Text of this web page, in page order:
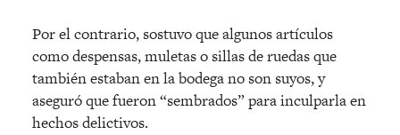
Por el contrario, sostuvo que algunos artículos
como despensas, muletas o sillas de ruedas que
también estaban en la bodega no son suyos, y
aseguró que fueron “sembrados” para inculparla en
hechos delictivos.